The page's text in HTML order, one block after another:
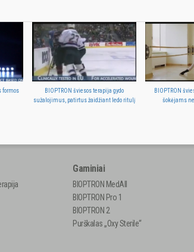
formos
BIOPTRON šviesos terapija gydo
sužalojimus, patirtus žaidžiant ledo ritulį
BIOPTRON
šokėjams
Gaminiai
BIOPTRON MedAll
BIOPTRON Pro 1
BIOPTRON 2
Purškalas „Oxy Sterile“